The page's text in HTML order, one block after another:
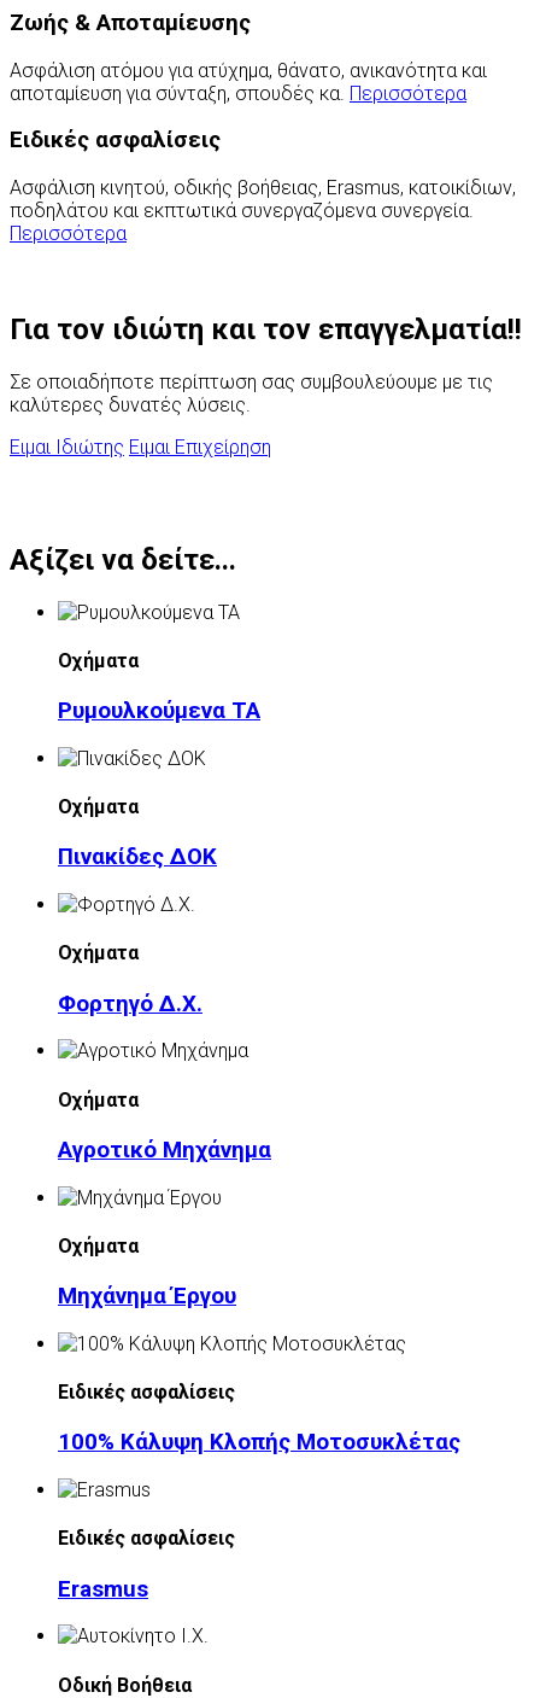
Ζωής & Αποταμίευσης
Ασφάλιση ατόμου για ατύχημα, θάνατο, ανικανότητα και
αποταμίευση για σύνταξη, σπουδές κα. Περισσότερα
Ειδικές ασφαλίσεις
Ασφάλιση κινητού, οδικής βοήθειας, Erasmus, κατοικίδιων,
ποδηλάτου και εκπτωτικά συνεργαζόμενα συνεργεία.
Περισσότερα
Για τον ιδιώτη και τον επαγγελματία!!
Σε οποιαδήποτε περίπτωση σας συμβουλεύουμε με τις
καλύτερες δυνατές λύσεις.
Ειμαι Ιδιώτης Ειμαι Επιχείρηση
Αξίζει να δείτε...
Οχήματα
Ρυμουλκούμενα ΤΑ
Οχήματα
Πινακίδες ΔΟΚ
Οχήματα
Φορτηγό Δ.Χ.
Οχήματα
Αγροτικό Μηχάνημα
Οχήματα
Μηχάνημα Έργου
Ειδικές ασφαλίσεις
100% Κάλυψη Κλοπής Μοτοσυκλέτας
Ειδικές ασφαλίσεις
Erasmus
Οδική Βοήθεια